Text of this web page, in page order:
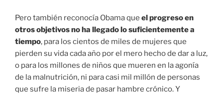
Pero también reconocía Obama que el progreso en
otros objetivos no ha llegado lo suficientemente a
tiempo, para los cientos de miles de mujeres que
pierden su vida cada año por el mero hecho de dar a luz,
o para los millones de niños que mueren en la agonía
de la malnutrición, ni para casi mil millón de personas
que sufre la miseria de pasar hambre crónico. Y